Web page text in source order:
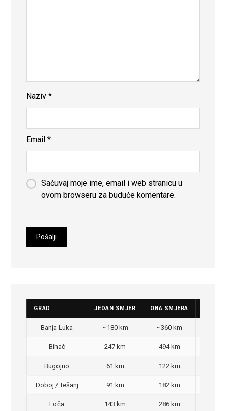
Naziv*
Email*
Sačuvaj moje ime, email i web stranicu u
ovom browseru za buduće komentare.
GRAD JEDAN SMJER OBA SMJERA
Banja Luka ~180 km ~360 km
Bihać 247 km 494 km
Bugojno 61 km 122 km
Doboj / Tešanj 91 km 182 km
Foča 143 km 286 km